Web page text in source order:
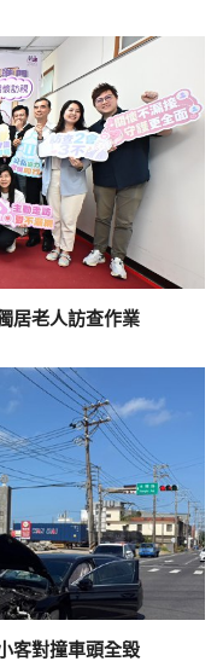
居老人訪查作業
對撞車頭全毀